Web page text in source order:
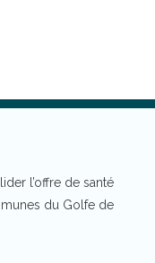
l’offre de santé
du Golfe de